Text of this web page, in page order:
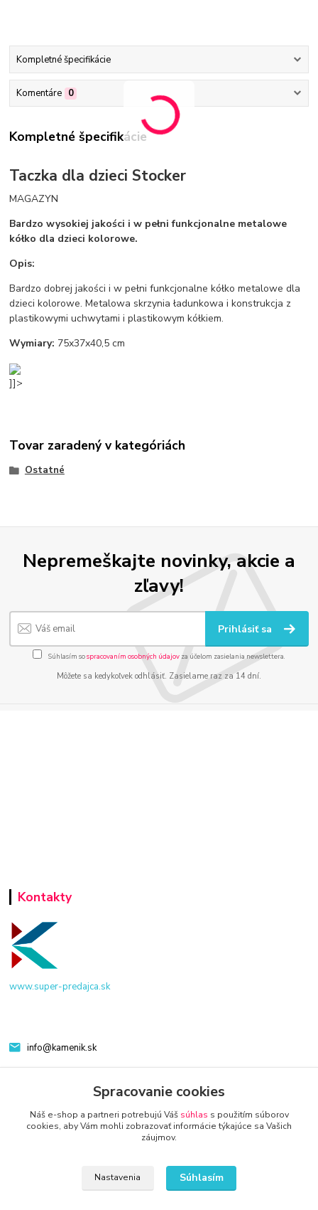
Kompletné špecifikácie
Komentáre 0
Kompletné špecifikácie
Taczka dla dzieci Stocker
MAGAZYN
Bardzo wysokiej jakości i w pełni funkcjonalne metalowe
kółko dla dzieci kolorowe.
Opis:
Bardzo dobrej jakości i w pełni funkcjonalne kółko metalowe dla
dzieci kolorowe. Metalowa skrzynia ładunkowa i konstrukcja z
plastikowymi uchwytami i plastikowym kółkiem.
Wymiary: 75x37x40,5 cm
]]>
Tovar zaradený v kategóriách
Ostatné
Nepremeškajte novinky, akcie a
zľavy!
Prihlásiť sa
Súhlasím sospracovaním osobných údajov za účelom zasielania newslettera.
Môžete sa kedykoľvek odhlásiť. Zasielame raz za 14 dní.
Kontakty
www.super-predajca.sk
info@kamenik.sk
Spracovanie cookies
Náš e-shop a partneri potrebujú Váš súhlas s použitím súborov
cookies, aby Vám mohli zobrazovať informácie týkajúce sa Vašich
záujmov.
Nastavenia Súhlasím